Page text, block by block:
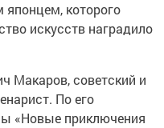
которого
искусств наградило
Макаров, советский и
По его
«Новые приключения